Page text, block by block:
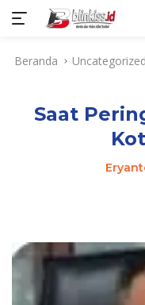
Beranda Uncategorized
Saat